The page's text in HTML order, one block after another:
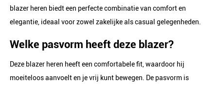
blazer heren biedt een perfecte combinatie van comfort en
elegantie, ideaal voor zowel zakelijke als casual gelegenheden.
Welke pasvorm heeft deze blazer?
Deze blazer heren heeft een comfortabele fit, waardoor hij
moeiteloos aanvoelt en je vrij kunt bewegen. De pasvorm is